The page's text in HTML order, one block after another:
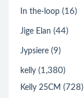
In the-loop (16)
Jige Elan (44)
Jypsiere (9)
kelly (1,380)
Kelly 25CM (728)